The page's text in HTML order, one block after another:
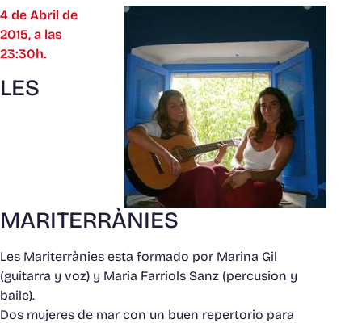
4 de Abril de
2015, a las
23:30h.
LES
MARITERRÀNIES
Les Mariterrànies esta formado por Marina Gil
(guitarra y voz) y Maria Farriols Sanz (percusion y
baile).
Dos mujeres de mar con un buen repertorio para